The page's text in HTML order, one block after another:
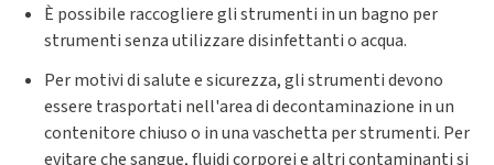
È possibile raccogliere gli strumenti in un bagno per
strumenti senza utilizzare disinfettanti o acqua.
Per motivi di salute e sicurezza, gli strumenti devono
essere trasportati nell'area di decontaminazione in un
contenitore chiuso o in una vaschetta per strumenti. Per
evitare che sangue, fluidi corporei e altri contaminanti si